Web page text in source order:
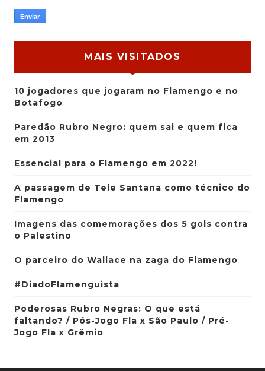
MAIS VISITADOS
10 jogadores que jogaram no Flamengo e no
Botafogo
Paredão Rubro Negro: quem sai e quem fica
em 2013
Essencial para o Flamengo em 2022!
A passagem de Tele Santana como técnico do
Flamengo
Imagens das comemorações dos 5 gols contra
o Palestino
O parceiro do Wallace na zaga do Flamengo
#DiadoFlamenguista
Poderosas Rubro Negras: O que está
faltando? / Pós-Jogo Fla x São Paulo / Pré-
Jogo Fla x Grêmio